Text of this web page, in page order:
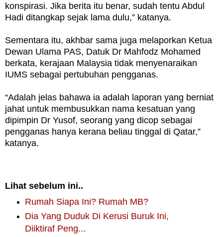
konspirasi. Jika berita itu benar, sudah tentu Abdul
Hadi ditangkap sejak lama dulu,” katanya.
Sementara itu, akhbar sama juga melaporkan Ketua
Dewan Ulama PAS, Datuk Dr Mahfodz Mohamed
berkata, kerajaan Malaysia tidak menyenaraikan
IUMS sebagai pertubuhan pengganas.
“Adalah jelas bahawa ia adalah laporan yang berniat
jahat untuk membusukkan nama kesatuan yang
dipimpin Dr Yusof, seorang yang dicop sebagai
pengganas hanya kerana beliau tinggal di Qatar,”
katanya.
Lihat sebelum ini..
Rumah Siapa Ini? Rumah MB?
Dia Yang Duduk Di Kerusi Buruk Ini,
Diiktiraf Peng...